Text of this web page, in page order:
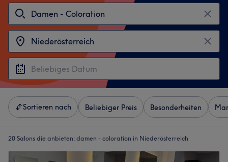
Sortieren nach Beliebiger Preis Besonderheiten
20 Salons die anbieten: damen - coloration in Niederösterreich